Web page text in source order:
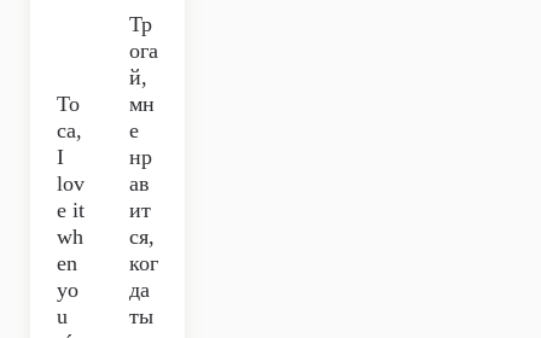
To
ca,
I
lov
e it
wh
en
yo
u
Тр
ога
й,
мн
е
нр
ав
ит
ся,
ког
да
ты